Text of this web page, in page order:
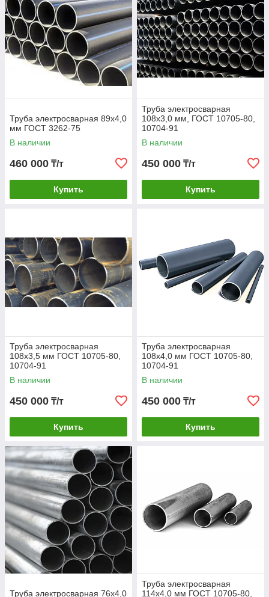
Труба электросварная 89х4,0
мм ГОСТ 3262-75
В наличии
460 000 ₸/т
Купить
Труба электросварная
108х3,0 мм, ГОСТ 10705-80,
10704-91
В наличии
450 000 ₸/т
Купить
Труба электросварная
108х3,5 мм ГОСТ 10705-80,
10704-91
В наличии
450 000 ₸/т
Купить
Труба электросварная
108х4,0 мм ГОСТ 10705-80,
10704-91
В наличии
450 000 ₸/т
Купить
Труба электросварная 76х4,0
Труба электросварная
114х4,0 мм ГОСТ 10705-80,